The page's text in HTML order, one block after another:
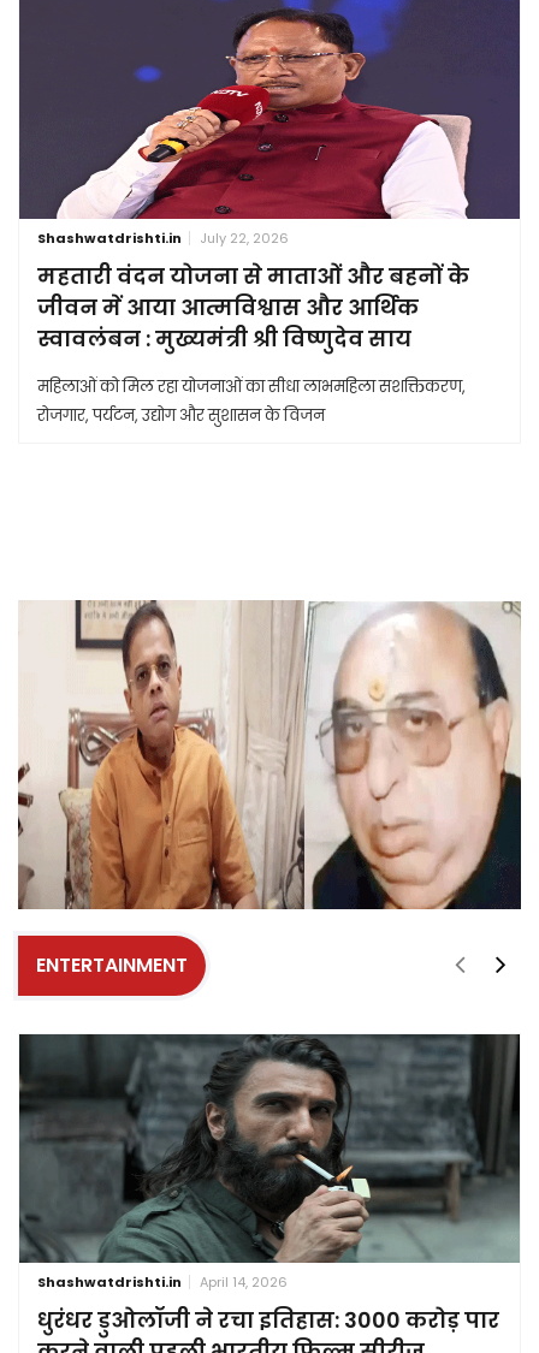
Shashwatdrishti.in July 22, 2026
महतारी वंदन योजना से माताओं और बहनों के
जीवन में आया आत्मविश्वास और आर्थिक
स्वावलंबन : मुख्यमंत्री श्री विष्णुदेव साय
महिलाओं को मिल रहा योजनाओं का सीधा लाभमहिला सशक्तिकरण,
रोजगार, पर्यटन, उद्योग और सुशासन के विजन
ENTERTAINMENT
Shashwatdrishti.in April 14, 2026
धुरंधर डुओलॉजी ने रचा इतिहास: 3000 करोड़ पार